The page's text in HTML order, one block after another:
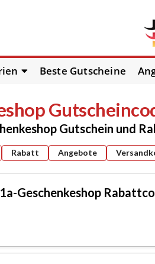
Beste Gutscheine
Gutschein und
Rabatt Angebote
Geschenkeshop